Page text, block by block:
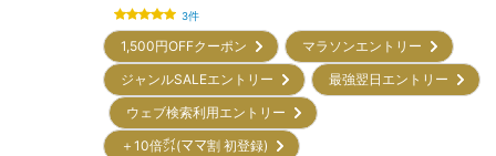
3件
1,500円OFFクーポン
マラソンエントリー
ジャンルSALEエントリー
最強翌日エントリー
ウェブ検索利用エントリー
＋10倍㌽(ママ割 初登録)